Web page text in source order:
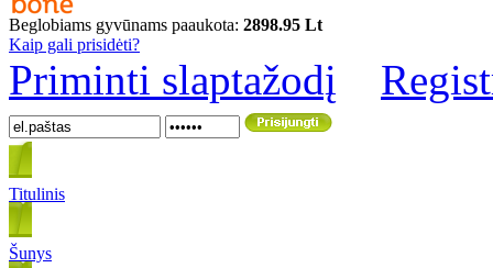
Beglobiams gyvūnams paaukota: 2898.95 Lt
Kaip gali prisidėti?
Priminti slaptažodį
Titulinis
Šunys